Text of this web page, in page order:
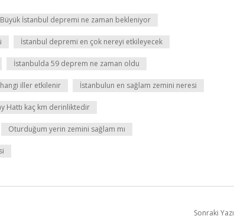
Büyük İstanbul depremi ne zaman bekleniyor
İstanbul depremi en çok nereyi etkileyecek
İstanbulda 59 deprem ne zaman oldu
iller etkilenir İstanbulun en sağlam zemini neresi
Hattı kaç km derinliktedir
Oturduğum yerin zemini sağlam mı
Sonraki Yazı